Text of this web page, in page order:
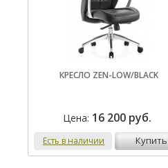
КРЕСЛО ZEN-LOW/BLACK
Цена: 16 200 руб.
Есть в наличии купить